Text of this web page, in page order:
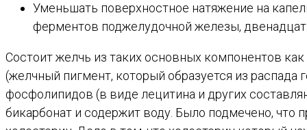
Уменьшать поверхностное натяжение на
ферментов поджелудочной железы,
Состоит желчь из таких основных компонентов
(желчный пигмент, который образуется из распада
фосфолипидов (в виде лецитина и других
бикарбонат и содержит воду. Было подмечено, что